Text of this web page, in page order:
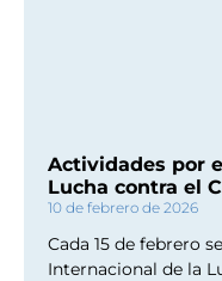
Actividades por
Lucha contra el
10 de febrero de 2026
Cada 15 de febrero
Internacional de la